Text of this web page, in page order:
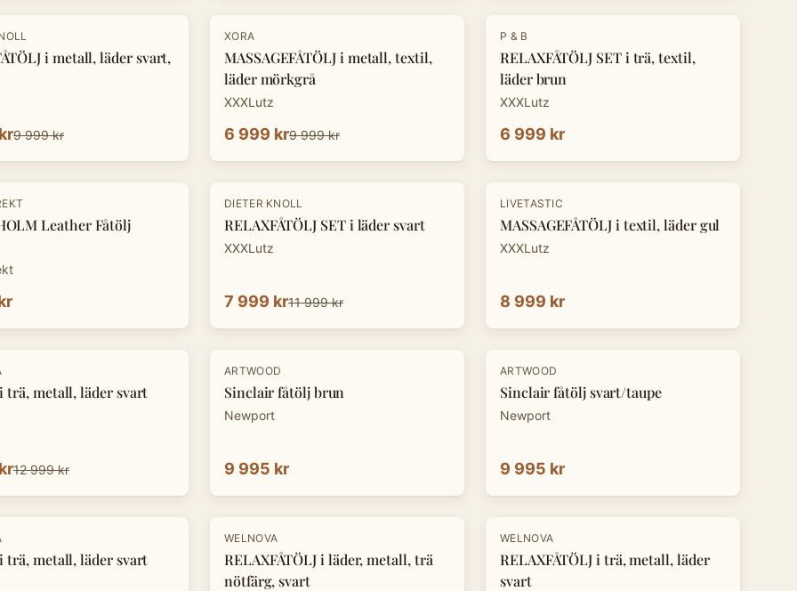
i metall, läder svart,
9 999 kr
-30%
XORA
MASSAGEFÅTÖLJ i metall, textil,
läder mörkgrå
XXXLutz
6 999 kr9 999 kr
P & B
RELAXFÅTÖLJ SET i trä, textil,
läder brun
XXXLutz
6 999 kr
Leather Fåtölj
-33%
DIETER KNOLL
RELAXFÅTÖLJ SET i läder svart
XXXLutz
7 999 kr11 999 kr
LIVETASTIC
MASSAGEFÅTÖLJ i textil, läder gul
XXXLutz
8 999 kr
i trä, metall, läder svart
12 999 kr
ARTWOOD
Sinclair fåtölj brun
Newport
9 995 kr
ARTWOOD
Sinclair fåtölj svart/taupe
Newport
9 995 kr
i trä, metall, läder svart
-30 %
WELNOVA
RELAXFÅTÖLJ i läder, metall, trä
nötfärg, svart
-30 %
WELNOVA
RELAXFÅTÖLJ i trä, metall, läder
svart